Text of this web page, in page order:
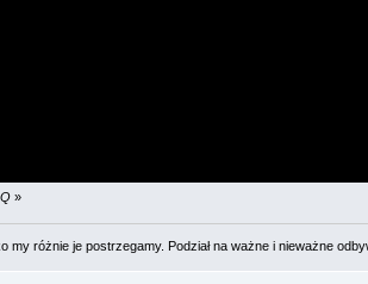
»
różnie je postrzegamy. Podział na ważne i nieważne